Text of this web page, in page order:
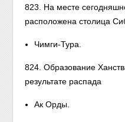
823. На месте
расположена столица
Чимги-Тура.
824. Образование
результате распада
Ак Орды.